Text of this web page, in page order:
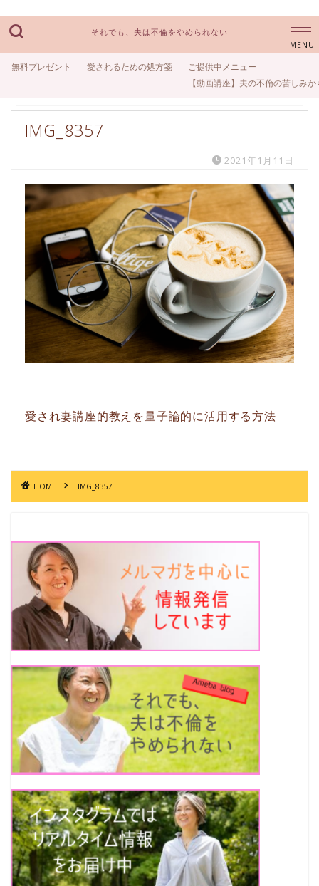
それでも、夫は不倫をやめられない
無料プレゼント 愛されるための処方箋
ご提供中メニュー
【動画講座】夫の不倫の苦しみ
IMG_8357
2021年1月11日
愛され妻講座的教えを量子論的に活用する方法
HOME IMG_8357